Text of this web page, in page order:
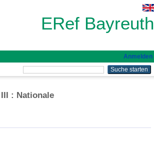
ERef Bayreuth
Anmelden
III : Nationale